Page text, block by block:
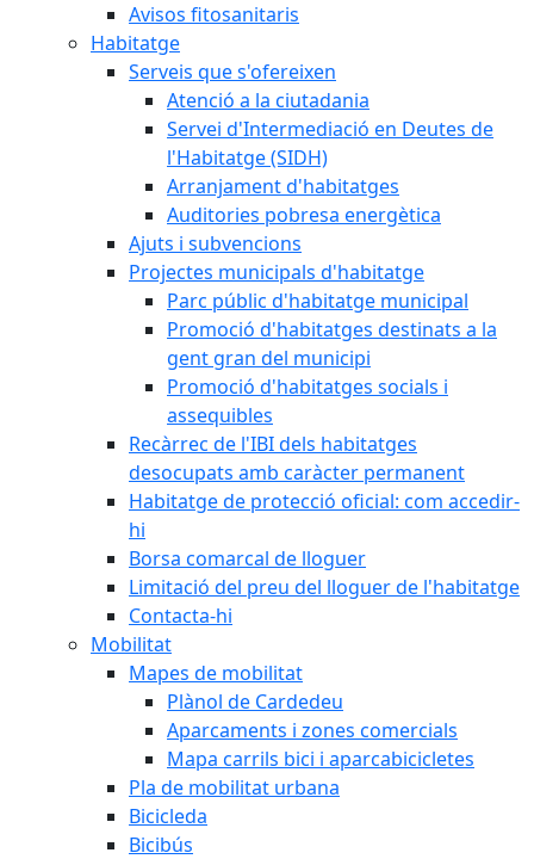
Avisos fitosanitaris
Habitatge
Serveis que s'ofereixen
Atenció a la ciutadania
Servei d'Intermediació en Deutes de
l'Habitatge (SIDH)
Arranjament d'habitatges
Auditories pobresa energètica
Ajuts i subvencions
Projectes municipals d'habitatge
Parc públic d'habitatge municipal
Promoció d'habitatges destinats a la
gent gran del municipi
Promoció d'habitatges socials i
assequibles
Recàrrec de l'IBI dels habitatges
desocupats amb caràcter permanent
Habitatge de protecció oficial: com accedir-
hi
Borsa comarcal de lloguer
Limitació del preu del lloguer de l'habitatge
Contacta-hi
Mobilitat
Mapes de mobilitat
Plànol de Cardedeu
Aparcaments i zones comercials
Mapa carrils bici i aparcabicicletes
Pla de mobilitat urbana
Bicicleda
Bicibús